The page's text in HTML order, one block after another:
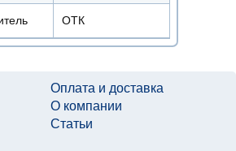
ОТК
Оплата и доставка
О компании
Статьи